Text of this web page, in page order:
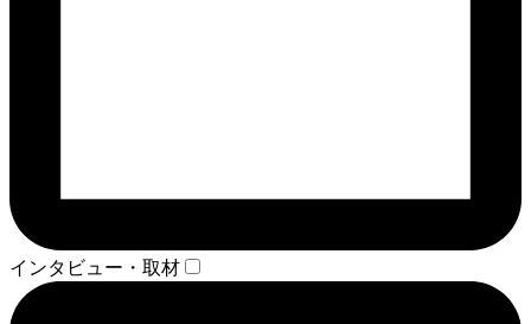
インタビュー・取材